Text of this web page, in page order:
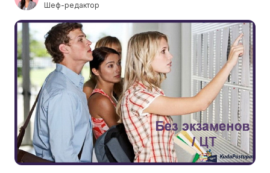
Шеф-редактор